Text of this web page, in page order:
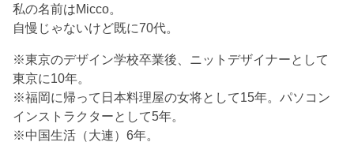
私の名前はMicco。
自慢じゃないけど既に70代。
※東京のデザイン学校卒業後、ニットデザイナーとして
東京に10年。
※福岡に帰って日本料理屋の女将として15年。パソコン
インストラクターとして5年。
※中国生活（大連）6年。